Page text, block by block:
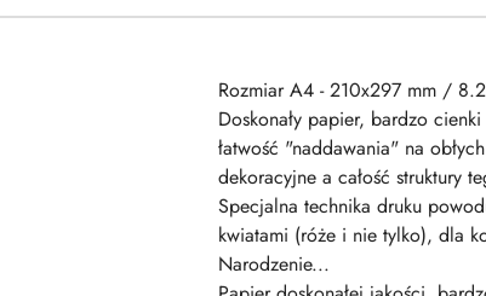
Rozmiar A4 - 210x297 mm /
Doskonały papier, bardzo
łatwość "naddawania" na
dekoracyjne a całość struktury
Specjalna technika druku
kwiatami (róże i nie tylko), dla
Narodzenie...